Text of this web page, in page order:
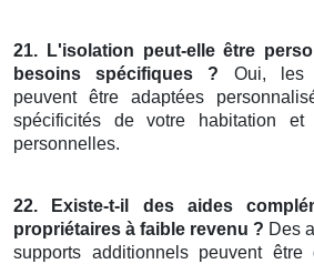
21. L'isolation peut-elle être
besoins spécifiques ? Oui, les
peuvent être adaptées
spécificités de votre habitation et
personnelles.
22. Existe-t-il des aides
propriétaires à faible revenu ? Des
supports additionnels peuvent